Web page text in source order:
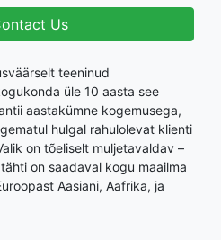
Us
teeninud
üle 10 aasta see
aastakümne kogemusega,
hulgal rahulolevat klienti
on tõeliselt muljetavaldav –
on saadaval kogu maailma
Aasiani, Aafrika, ja